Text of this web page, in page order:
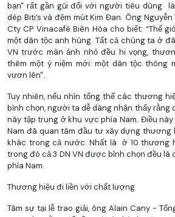
bạn" rất gần gũi đối với người tiêu dùng là
dép Biti’s và đệm mút Kim Đan. Ông
Cty CP Vinacafé Biên Hòa cho biết: “Thế
một dân tộc anh hùng. Tất cả chúng ta ở
VN trước màn ảnh nhỏ đều hi vọng,
thêm một ý niệm mới: một dân tộc thông
vươn lên".
Tuy nhiên, nếu nhìn tổng thể các thương
bình chọn, người ta dễ dàng nhận thấy rằng
này tập trung ở khu vực phía Nam. Điều
Nam đã quan tâm đầu tư xây dựng
khác trong cả nước. Nhất là ở 10 thương
trong đó cả 3 DN VN được bình chọn đều là
phía Nam.
Thương hiệu đi liền với chất lượng
Tâm sự tại lễ trao giải, ông Alain Cany -